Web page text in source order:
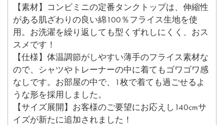
【素材】コンビミニの定番タンクトップは、伸縮性
がある肌ざわりの良い綿100％フライス生地を使
用。お洗濯を繰り返しても型くずれしにくく、おス
スメです！
【仕様】体温調節がしやすい薄手のフライス素材な
ので、シャツやトレーナーの中に着てもゴワゴワ感
なしです。お部屋の中で、1枚で着ても過ごせるよ
うな形を採用しました。
【サイズ展開】お客様のご要望にお応えし140cmサ
イズが新たに追加されました！